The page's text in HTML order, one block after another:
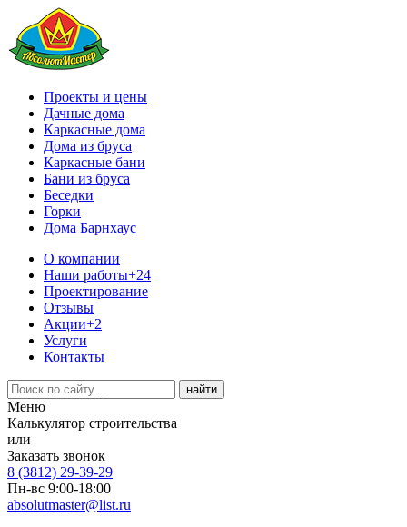
Проекты и цены
Дачные дома
Каркасные дома
Дома из бруса
Каркасные бани
Бани из бруса
Беседки
Горки
Дома Барнхаус
О компании
Наши работы+24
Проектирование
Отзывы
Акции+2
Услуги
Контакты
Меню
Калькулятор строительства
или
Заказать звонок
8 (3812) 29-39-29
Пн-вс 9:00-18:00
absolutmaster@list.ru